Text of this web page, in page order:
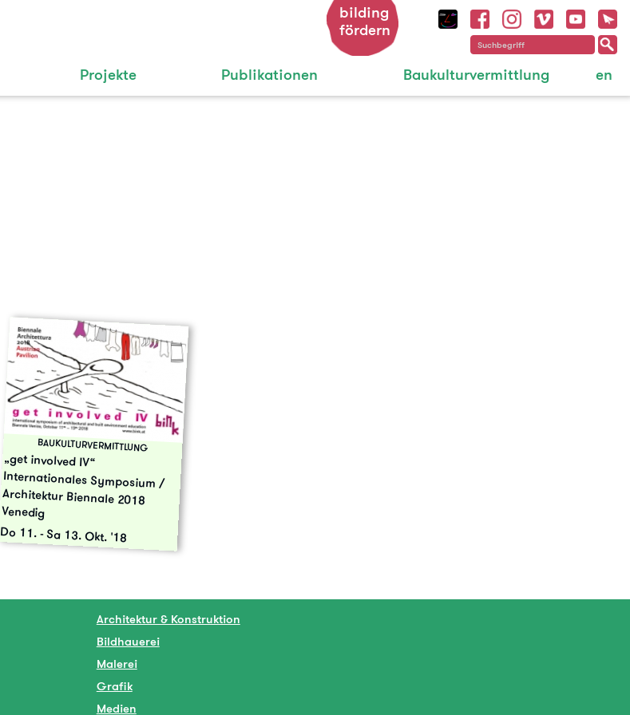
Projekte Publikationen Baukulturvermittlung en
bilding
fördern
BAUKULTURVERMITTLUNG
„get involved IV“
Internationales Symposium /
Architektur Biennale 2018
Venedig
Do 11.-Sa 13. Okt. '18
Architektur & Konstruktion
Bildhauerei
Malerei
Grafik
Medien